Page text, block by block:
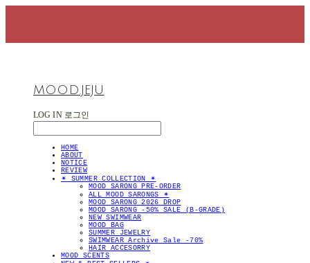
MOOD.JEJU
LOG IN 로그인
HOME
ABOUT
NOTICE
REVIEW
✴︎ SUMMER COLLECTION ✴︎
MOOD SARONG PRE-ORDER
ALL MOOD SARONGS ✴︎
MOOD SARONG 2026 DROP
MOOD SARONG -50% SALE (B-GRADE)
NEW SWIMWEAR
MOOD BAG
SUMMER JEWELRY
SWIMWEAR Archive Sale -70%
HAIR ACCESORRY
MOOD SCENTS